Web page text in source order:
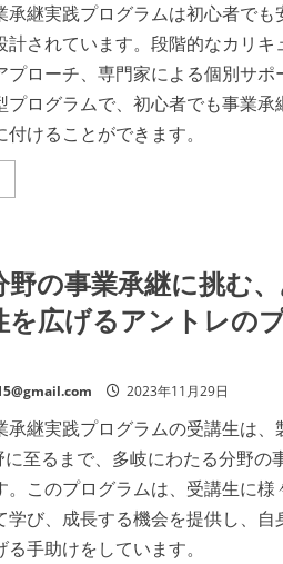
承継実践プログラムは初心者でも
計されています。段階的なカリキ
プローチ、専門家による個別サポ
プログラムで、初心者でも事業承
けることができます。
ス
野の事業承継に挑む
を広げるアントレの
2023年11月29日
承継実践プログラムの受講生は、
に至るまで、多岐にわたる分野の
。このプログラムは、受講生に様
学び、成長する機会を提供し、自
手助けをしています。